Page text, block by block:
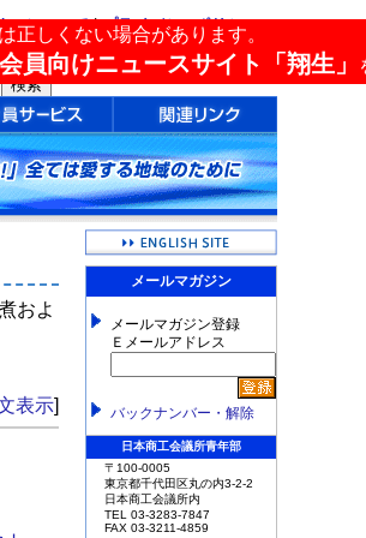
正しくない場合があります。
員向けニュースサイト「翔生」
ーについて|プライバシーポリシー
サイト内検索
およ
表示]
メールマガジン
メールマガジン登録
Ｅメールアドレス
バックナンバー・解除
日本商工会議所青年部
〒100-0005
東京都千代田区丸の内3-2-2
日本商工会議所内
TEL 03-3283-7847
FAX 03-3211-4859